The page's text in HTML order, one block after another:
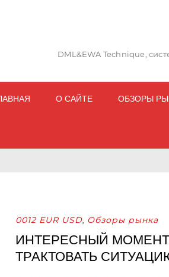
DML&EWA Technique,
О САЙТЕ ОБЗОРЫ
0012 EUR USD, Обзоры рынка
ИНТЕРЕСНЫЙ
ТРАКТОВАТЬ